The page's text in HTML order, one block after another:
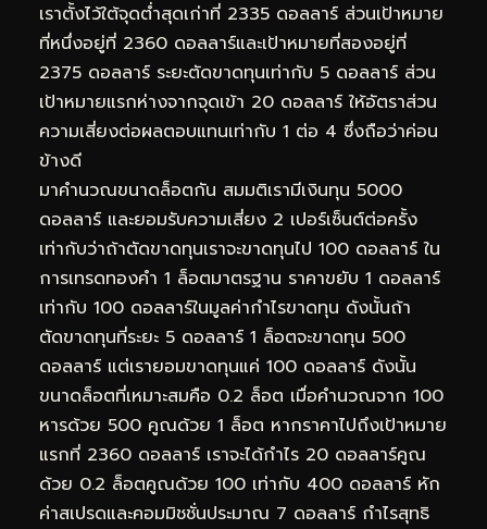
เราตั้งไว้ใต้จุดต่ำสุดเก่าที่ 2335 ดอลลาร์ ส่วนเป้าหมาย
ที่หนึ่งอยู่ที่ 2360 ดอลลาร์และเป้าหมายที่สองอยู่ที่
2375 ดอลลาร์ ระยะตัดขาดทุนเท่ากับ 5 ดอลลาร์ ส่วน
เป้าหมายแรกห่างจากจุดเข้า 20 ดอลลาร์ ให้อัตราส่วน
ความเสี่ยงต่อผลตอบแทนเท่ากับ 1 ต่อ 4 ซึ่งถือว่าค่อน
ข้างดี
มาคำนวณขนาดล็อตกัน สมมติเรามีเงินทุน 5000
ดอลลาร์ และยอมรับความเสี่ยง 2 เปอร์เซ็นต์ต่อครั้ง
เท่ากับว่าถ้าตัดขาดทุนเราจะขาดทุนไป 100 ดอลลาร์ ใน
การเทรดทองคำ 1 ล็อตมาตรฐาน ราคาขยับ 1 ดอลลาร์
เท่ากับ 100 ดอลลาร์ในมูลค่ากำไรขาดทุน ดังนั้นถ้า
ตัดขาดทุนที่ระยะ 5 ดอลลาร์ 1 ล็อตจะขาดทุน 500
ดอลลาร์ แต่เรายอมขาดทุนแค่ 100 ดอลลาร์ ดังนั้น
ขนาดล็อตที่เหมาะสมคือ 0.2 ล็อต เมื่อคำนวณจาก 100
หารด้วย 500 คูณด้วย 1 ล็อต หากราคาไปถึงเป้าหมาย
แรกที่ 2360 ดอลลาร์ เราจะได้กำไร 20 ดอลลาร์คูณ
ด้วย 0.2 ล็อตคูณด้วย 100 เท่ากับ 400 ดอลลาร์ หัก
ค่าสเปรดและคอมมิชชั่นประมาณ 7 ดอลลาร์ กำไรสุทธิ